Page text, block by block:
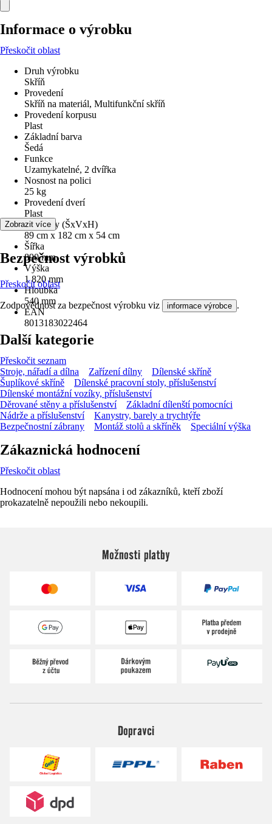
Informace o výrobku
Přeskočit oblast
Druh výrobku
Skříň
Provedení
Skříň na materiál, Multifunkční skříň
Provedení korpusu
Plast
Základní barva
Šedá
Funkce
Uzamykatelné, 2 dvířka
Nosnost na polici
25 kg
Provedení dverí
Plast
Rozměry (ŠxVxH)
89 cm x 182 cm x 54 cm
Šířka
890 mm
Výška
1 820 mm
Hloubka
540 mm
EAN
8013183022464
Zobrazit více
Bezpečnost výrobků
Přeskočit oblast
Zodpovědnost za bezpečnost výrobku viz informace výrobce .
Další kategorie
Přeskočit seznam
Stroje, nářadí a dílna
Zařízení dílny
Dílenské skříně
Šuplíkové skříně
Dílenské pracovní stoly, příslušenství
Dílenské montážní vozíky, příslušenství
Děrované stěny a příslušenství
Základní dílenští pomocníci
Nádrže a příslušenství
Kanystry, barely a trychtýře
Bezpečnostní zábrany
Montáž stolů a skříněk Speciální výška
Zákaznická hodnocení
Přeskočit oblast
Hodnocení mohou být napsána i od zákazníků, kteří zboží
prokazatelně nepoužili nebo nekoupili.
Možnosti platby
Dopravci